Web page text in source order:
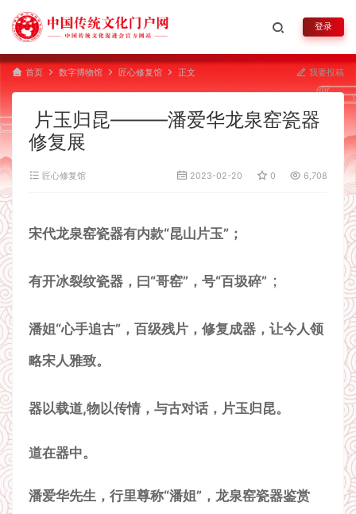
登录
首页 数字博物馆 匠心修复馆 正文 我要投稿
片玉归昆———潘爱华龙泉窑瓷器
修复展
匠心修复馆 2023-02-20 0 6,708
宋代龙泉窑瓷器有内款“昆山片玉”；
有开冰裂纹瓷器，曰“哥窑”，号“百圾碎” ；
潘姐“心手追古”，百级残片，修复成器，让今人领
略宋人雅致。
器以载道,物以传情，与古对话，片玉归昆。
道在器中。
潘爱华先生，行里尊称“潘姐”，龙泉窑瓷器鉴赏